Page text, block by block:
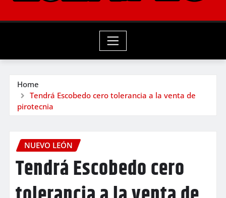
Home
Tendrá Escobedo cero tolerancia a la venta de
pirotecnia
NUEVO LEÓN
Tendrá Escobedo cero